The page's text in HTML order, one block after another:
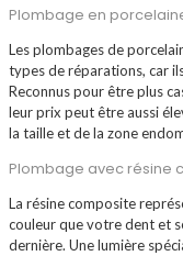
Plombage en
Les plombages de
types de réparations, car
Reconnus pour être plus
leur prix peut être aussi
la taille et de la zone
Plombage avec résine
La résine composite
couleur que votre dent et
dernière. Une lumière